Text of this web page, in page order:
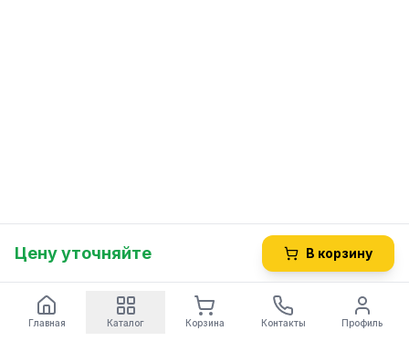
Цену уточняйте В корзину
Главная Каталог Корзина Контакты Профиль